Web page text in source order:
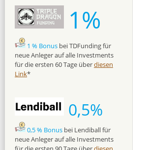
1%
1 % Bonus bei TDFunding für
neue Anleger auf alle Investments
für die ersten 60 Tage überdiesen
Link*
0,5%
0,5 % Bonus bei Lendiball für
neue Anleger auf alle Investments